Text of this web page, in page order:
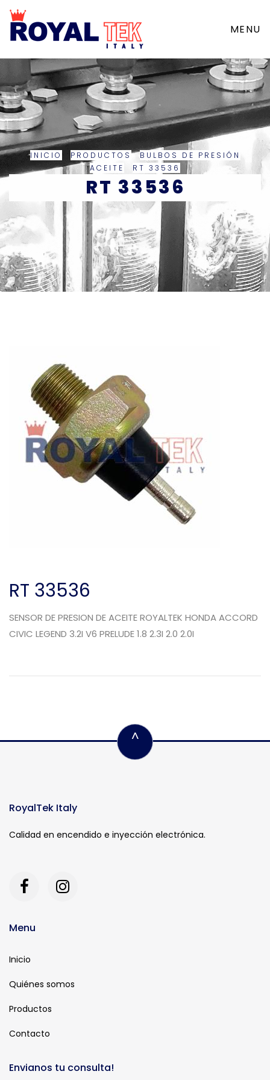
MENU
INICIO PRODUCTOS
BULBOS DE PRESIÓN
ACEITE
RT 33536
RT 33536
RT 33536
SENSOR DE PRESION DE ACEITE ROYALTEK HONDA ACCORD
CIVIC LEGEND 3.2I V6 PRELUDE 1.8 2.3I 2.0 2.0I
RoyalTek Italy
Calidad en encendido e inyección electrónica.
Menu
Inicio
Quiénes somos
Productos
Contacto
Envianos tu consulta!